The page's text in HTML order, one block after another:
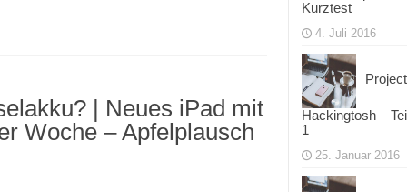
| Neues iPad mit
Woche – Apfelplausch
Kurztest
4. Juli 2016
Project
Hackingtosh –
1
25. Januar 2016